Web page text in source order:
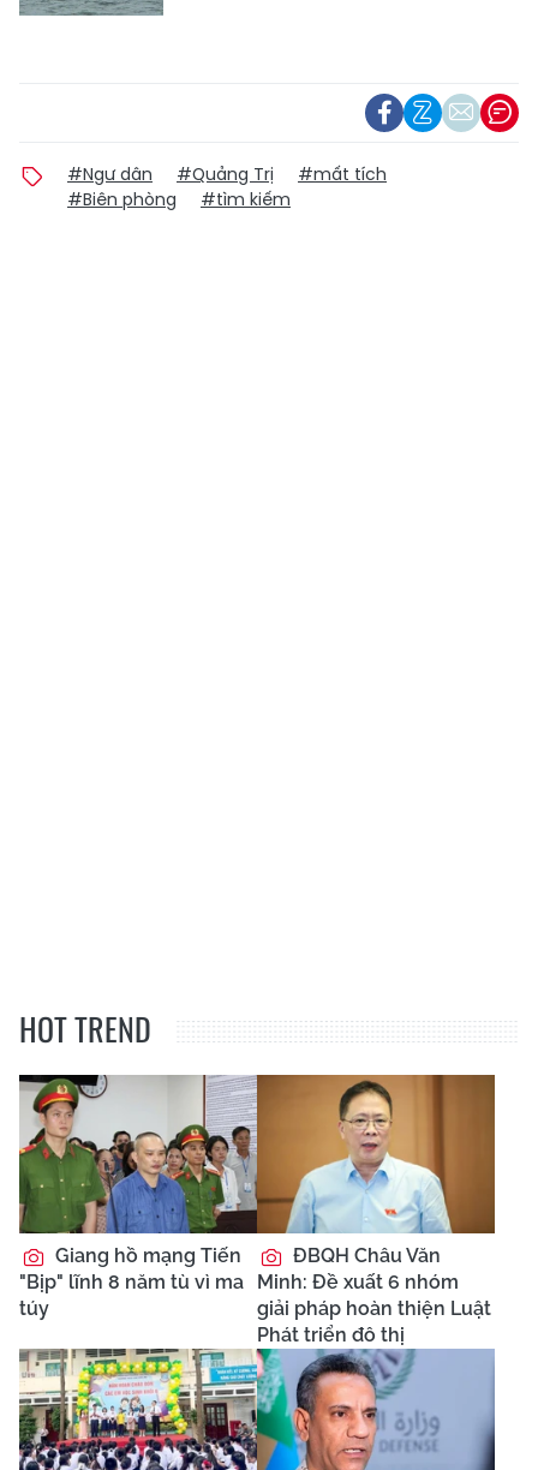
#Ngư dân #Quảng Trị
#mất tích
#Biên phòng
#tìm kiếm
HOT TREND
Giang hồ mạng Tiến
"Bịp" lĩnh 8 năm tù vì ma
túy
ĐBQH Châu Văn
Minh: Đề xuất 6 nhóm
giải pháp hoàn thiện Luật
Phát triển đô thị